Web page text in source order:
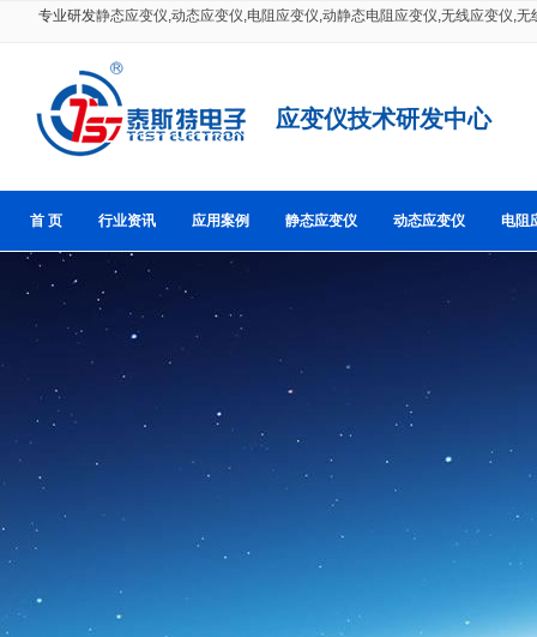
专业研发静态应变仪,动态应变仪,电阻应变仪,动静态电阻应变仪,无线应变仪,无
应变仪技术研发中心
首 页 行业资讯 应用案例 静态应变仪 动态应变仪 电阻